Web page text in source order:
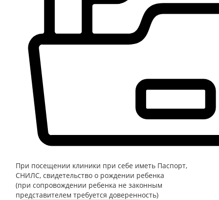
При посещении клиники при себе иметь Паспорт,
СНИЛС, свидетельство о рождении ребенка
(при сопровождении ребенка не законным
представителем требуется доверенность)